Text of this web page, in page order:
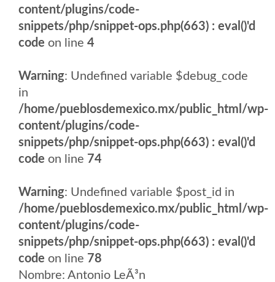
content/plugins/code-
snippets/php/snippet-ops.php(663) : eval()'d
code on line 4
Warning: Undefined variable $debug_code
in
/home/pueblosdemexico.mx/public_html/wp-
content/plugins/code-
snippets/php/snippet-ops.php(663) : eval()'d
code on line 74
Warning: Undefined variable $post_id in
/home/pueblosdemexico.mx/public_html/wp-
content/plugins/code-
snippets/php/snippet-ops.php(663) : eval()'d
code on line 78
Nombre: Antonio LeÃ³n